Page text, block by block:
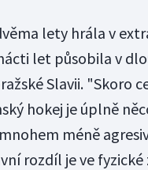
lety hrála v
let působila v
Slavii. "Skoro
hokej je úplně
méně
rozdíl je ve